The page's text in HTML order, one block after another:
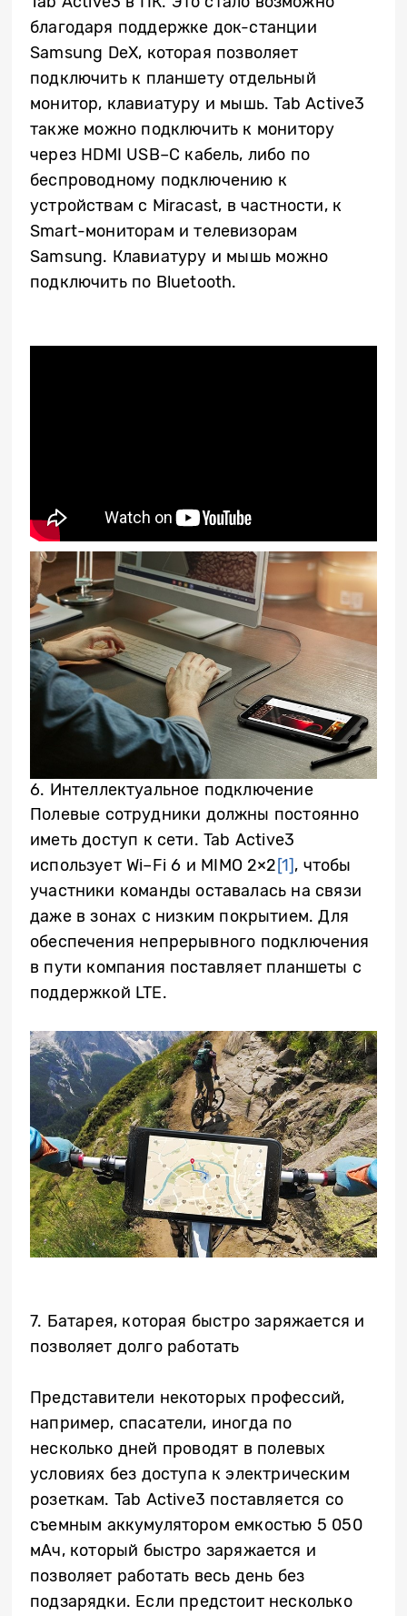
благодаря поддержке док-станции
Samsung DeX, которая позволяет
подключить к планшету отдельный
монитор, клавиатуру и мышь.Tab Active3
также можно подключить к монитору
через HDMI USB–C кабель, либо по
беспроводному подключению к
устройствам с Miracast, в частности, к
Smart-мониторам и телевизорам
Samsung. Клавиатуру и мышь можно
подключить по Bluetooth.
6. Интеллектуальное подключение
Полевые сотрудники должны постоянно
иметь доступ к сети.Tab Active3
используетWi–Fi 6 и MIMO 2×2[1], чтобы
участники команды оставалась на связи
даже в зонах с низким покрытием. Для
обеспечения непрерывного подключения
в пути компания поставляет планшеты с
поддержкой LTE.
7. Батарея, которая быстро заряжается и
позволяет долго работать
Представители некоторых профессий,
например, спасатели, иногда по
несколько дней проводят в полевых
условиях без доступа к электрическим
розеткам. Tab Active3 поставляется со
съемным аккумулятором емкостью 5 050
мАч, который быстро заряжается и
позволяет работать весь день без
подзарядки. Если предстоит несколько